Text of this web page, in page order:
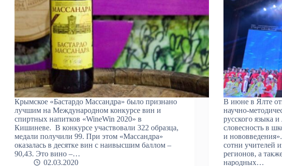
Крымское «Бастардо Массандра» было признано
лучшим на Международном конкурсе вин и
спиртных напитков «WineWin 2020» в
Кишиневе. В конкурсе участвовали 322 образца,
медали получили 99. При этом «Массандра»
оказалась в десятке вин с наивысшим баллом –
90,43. Это вино –…
02.03.2020
В июне в Ялте
научно-
русского языка
словесность в
и
сотни учителей
регионов, а
народных…